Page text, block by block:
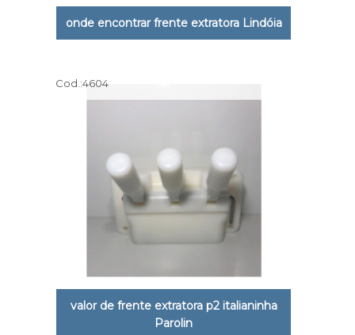
onde encontrar frente extratora Lindóia
Cod.:4604
valor de frente extratora p2 italianinha
Parolin